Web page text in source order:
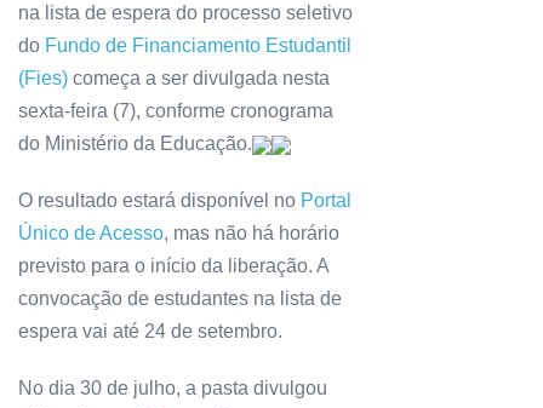
na lista de espera do processo seletivo
do Fundo de Financiamento Estudantil
(Fies) começa a ser divulgada nesta
sexta-feira (7), conforme cronograma
do Ministério da Educação.
O resultado estará disponível no Portal
Único de Acesso, mas não há horário
previsto para o início da liberação. A
convocação de estudantes na lista de
espera vai até 24 de setembro.
No dia 30 de julho, a pasta divulgou